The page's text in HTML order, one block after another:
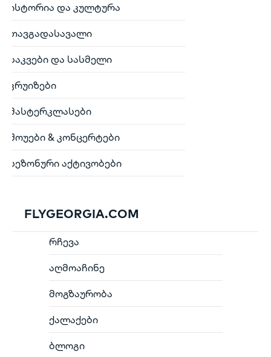
ისტორია და კულტურა
თავგადასავალი
საკვები და სასმელი
კრუიზები
მასტერკლასები
შოუები & კონცერტები
სეზონური აქტივობები
FLYGEORGIA.COM
რჩევა
აღმოაჩინე
მოგზაურობა
ქალაქები
ბლოგი